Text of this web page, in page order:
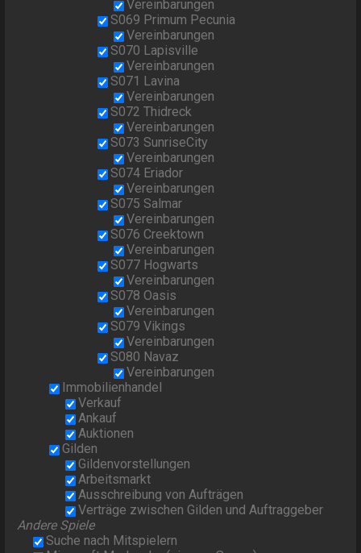
Vereinbarungen
S069 Primum Pecunia
Vereinbarungen
S070 Lapisville
Vereinbarungen
S071 Lavina
Vereinbarungen
S072 Thidreck
Vereinbarungen
S073 SunriseCity
Vereinbarungen
S074 Eriador
Vereinbarungen
S075 Salmar
Vereinbarungen
S076 Creektown
Vereinbarungen
S077 Hogwarts
Vereinbarungen
S078 Oasis
Vereinbarungen
S079 Vikings
Vereinbarungen
S080 Navaz
Vereinbarungen
Immobilienhandel
Verkauf
Ankauf
Auktionen
Gilden
Gildenvorstellungen
Arbeitsmarkt
Ausschreibung von Aufträgen
Verträge zwischen Gilden und Auftraggeber
Andere Spiele
Suche nach Mitspielern